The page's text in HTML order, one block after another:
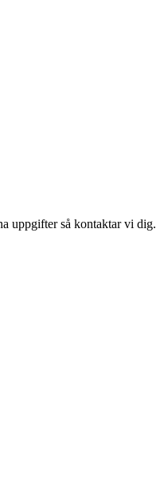
uppgifter så kontaktar vi dig.